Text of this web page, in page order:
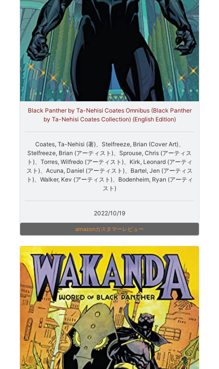
Black Panther by Ta-Nehisi Coates Omnibus (Black Panther
by Ta-Nehisi Coates Collection) (English Edition)
Coates, Ta-Nehisi (著)、Stelfreeze, Brian (Cover Art)、
Stelfreeze, Brian (アーティスト)、Sprouse, Chris (アーティス
ト)、Torres, Wilfredo (アーティスト)、Kirk, Leonard (アーティ
スト)、Acuna, Daniel (アーティスト)、Bartel, Jen (アーティス
ト)、Walker, Kev (アーティスト)、Bodenheim, Ryan (アーティ
スト)
2022/10/19
amazonカスタマーレビュー